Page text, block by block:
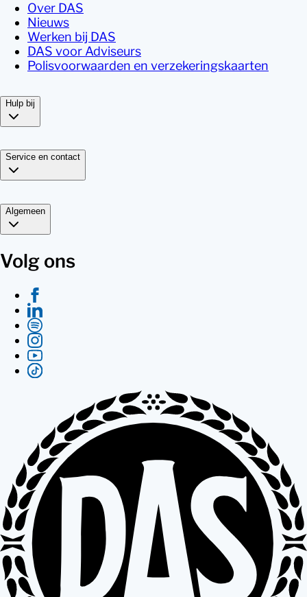
Over DAS
Nieuws
Werken bij DAS
DAS voor Adviseurs
Polisvoorwaarden en verzekeringskaarten
Hulp bij
Service en contact
Algemeen
Volg ons